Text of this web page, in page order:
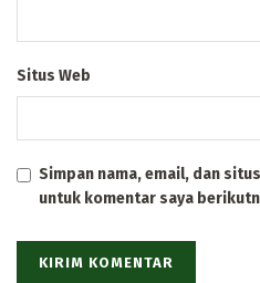
Situs Web
Simpan nama, email, dan
untuk komentar saya